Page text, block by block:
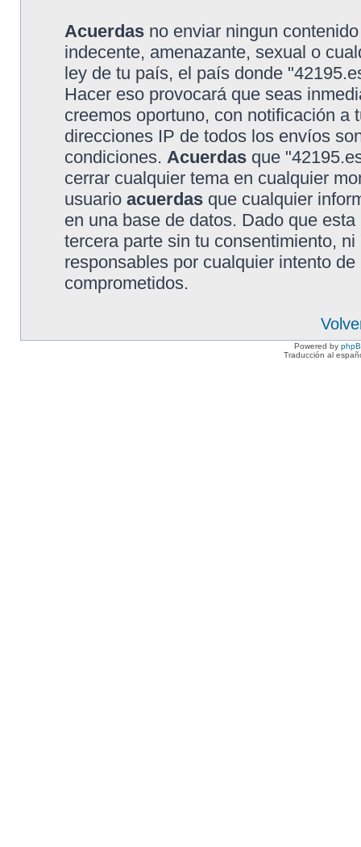
Acuerdas no enviar ningun
indecente, amenazante, sexual o
ley de tu país, el país donde
Hacer eso provocará que seas
creemos oportuno, con notificación a
direcciones IP de todos los envíos
condiciones. Acuerdas que
cerrar cualquier tema en cualquier
usuario acuerdas que cualquier
en una base de datos. Dado que
tercera parte sin tu consentimiento,
responsables por cualquier intento
comprometidos.
Powered by
Traducción al